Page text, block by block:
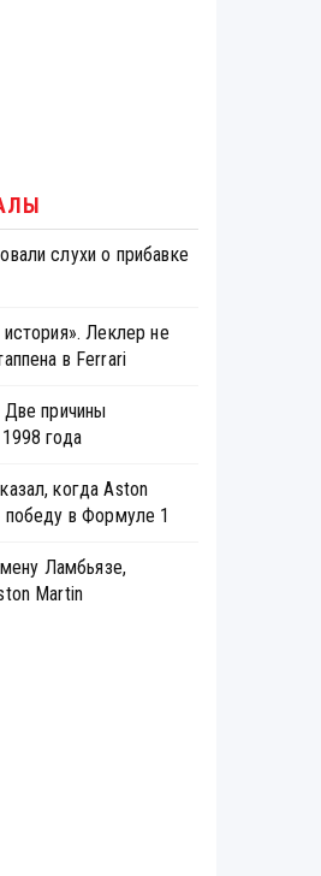
слухи о прибавке
Леклер не
в Ferrari
причины
года
когда Aston
в Формуле 1
Ламбьязе,
Martin